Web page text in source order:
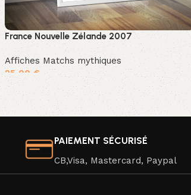
France Nouvelle Zélande 2007
Affiches Matchs mythiques
25,00 €
Ajouter au panier
PAIEMENT SÉCURISÉ
CB,Visa, Mastercard, Paypal